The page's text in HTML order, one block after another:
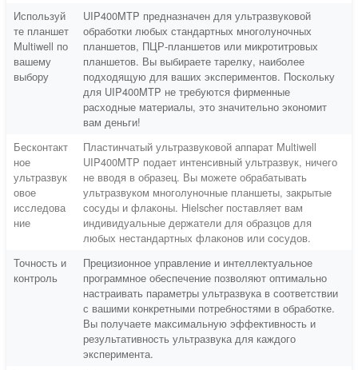
Используй
те планшет
Multiwell по
вашему
выбору
UIP400MTP предназначен для ультразвуковой
обработки любых стандартных многолуночных
планшетов, ПЦР-планшетов или микротитровых
планшетов. Вы выбираете тарелку, наиболее
подходящую для ваших экспериментов. Поскольку
для UIP400MTP не требуются фирменные
расходные материалы, это значительно экономит
вам деньги!
Бесконтакт
ное
ультразвук
овое
исследова
ние
Пластинчатый ультразвуковой аппарат Multiwell
UIP400MTP подает интенсивный ультразвук, ничего
не вводя в образец. Вы можете обрабатывать
ультразвуком многолуночные планшеты, закрытые
сосуды и флаконы. Hielscher поставляет вам
индивидуальные держатели для образцов для
любых нестандартных флаконов или сосудов.
Точность и
контроль
Прецизионное управление и интеллектуальное
программное обеспечение позволяют оптимально
настраивать параметры ультразвука в соответствии
с вашими конкретными потребностями в обработке.
Вы получаете максимальную эффективность и
результативность ультразвука для каждого
эксперимента.